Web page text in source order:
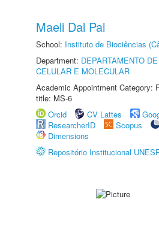
Maeli Dal Pai
School: Instituto de Biociências
Department: DEPARTAMENTO
CELULAR E MOLECULAR
Academic Appointment Category:
title: MS-6
Orcid
CV Lattes
ResearcherID
Scopus
Dimensions
Repositório Institucional